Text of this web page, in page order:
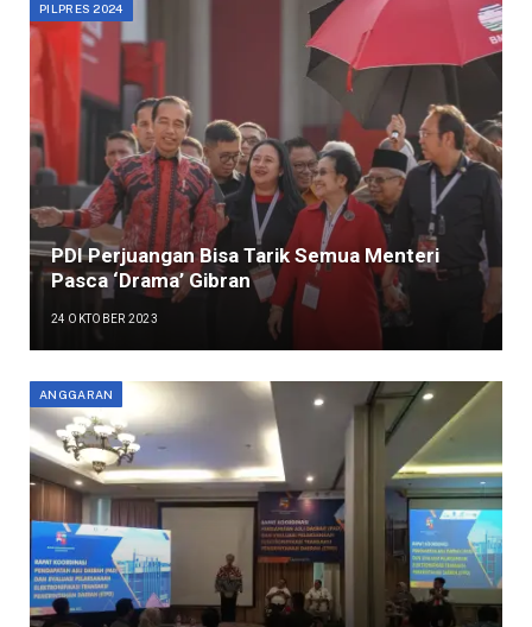
PILPRES 2024
PDI Perjuangan Bisa Tarik Semua Menteri
Pasca ‘Drama’ Gibran
24 OKTOBER 2023
ANGGARAN